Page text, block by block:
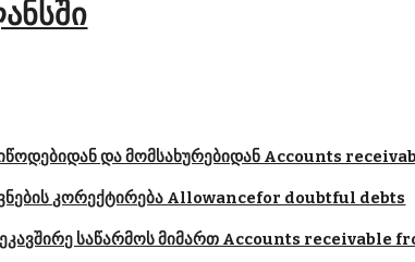
და მომსახურებიდან Accounts
კორექტირება Allowancefor doubtful debts
საწარმოს მიმართ Accounts receivable